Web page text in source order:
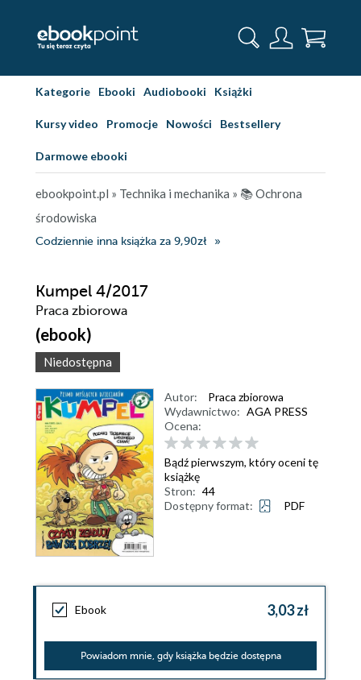
Kategorie Ebooki Audiobooki Książki
Kursy video Promocje Nowości Bestsellery
Darmowe ebooki
ebookpoint.pl » Technika i mechanika » 📚 Ochrona
środowiska
Codziennie inna książka za 9,90zł
Kumpel 4/2017
Praca zbiorowa
(ebook)
Niedostępna
Autor:
Praca zbiorowa
Wydawnictwo: AGA PRESS
Ocena:
Bądź pierwszym, który oceni tę
książkę
Stron: 44
Dostępny format:
PDF
Ebook 3,03 zł
Powiadom mnie, gdy książka będzie dostępna